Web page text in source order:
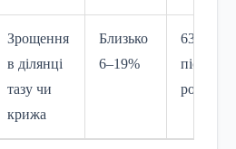
Зрощення
в ділянці
тазу чи
крижа
Близько
6–19%
63–68%
після